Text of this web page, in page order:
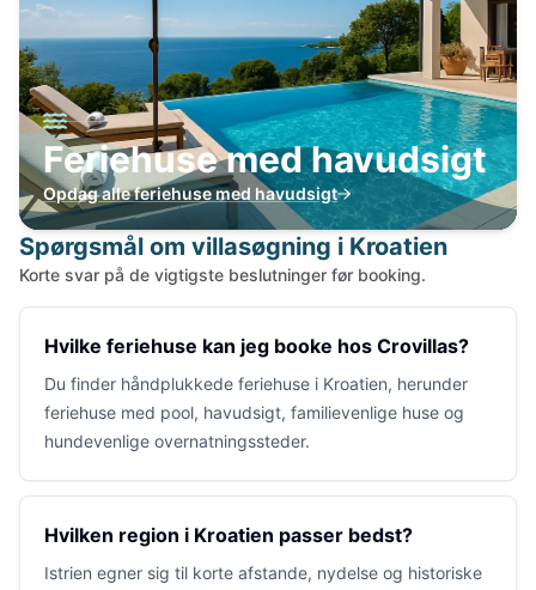
Feriehuse med havudsigt
Opdag alle feriehuse med havudsigt
Spørgsmål om villasøgning i Kroatien
Korte svar på de vigtigste beslutninger før booking.
Hvilke feriehuse kan jeg booke hos Crovillas?
Du finder håndplukkede feriehuse i Kroatien, herunder
feriehuse med pool, havudsigt, familievenlige huse og
hundevenlige overnatningssteder.
Hvilken region i Kroatien passer bedst?
Istrien egner sig til korte afstande, nydelse og historiske